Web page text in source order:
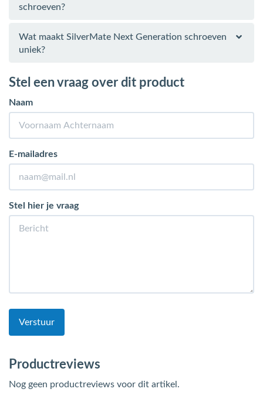
schroeven?
Wat maakt SilverMate Next Generation schroeven
uniek?
Stel een vraag over dit product
Naam
E-mailadres
Stel hier je vraag
Verstuur
Productreviews
Nog geen productreviews voor dit artikel.